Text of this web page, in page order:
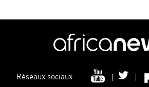
Réseaux sociaux